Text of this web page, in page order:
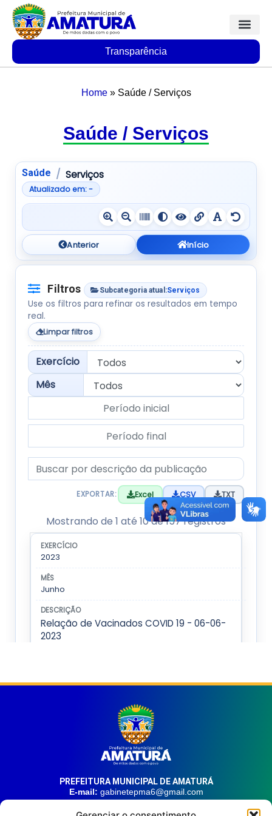
Transparência
Home» Saúde / Serviços
Saúde / Serviços
PREFEITURA MUNICIPAL DE AMATURÁ
E-mail: gabinetepma6@gmail.com